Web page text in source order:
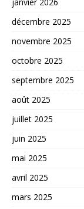
décembre 2025
novembre 2025
octobre 2025
septembre 2025
août 2025
juillet 2025
juin 2025
mai 2025
avril 2025
mars 2025